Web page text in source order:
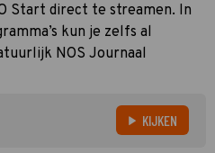
Start direct te streamen. In
kun je zelfs al
NOS Journaal
KIJKEN